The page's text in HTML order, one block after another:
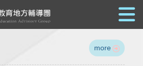
more